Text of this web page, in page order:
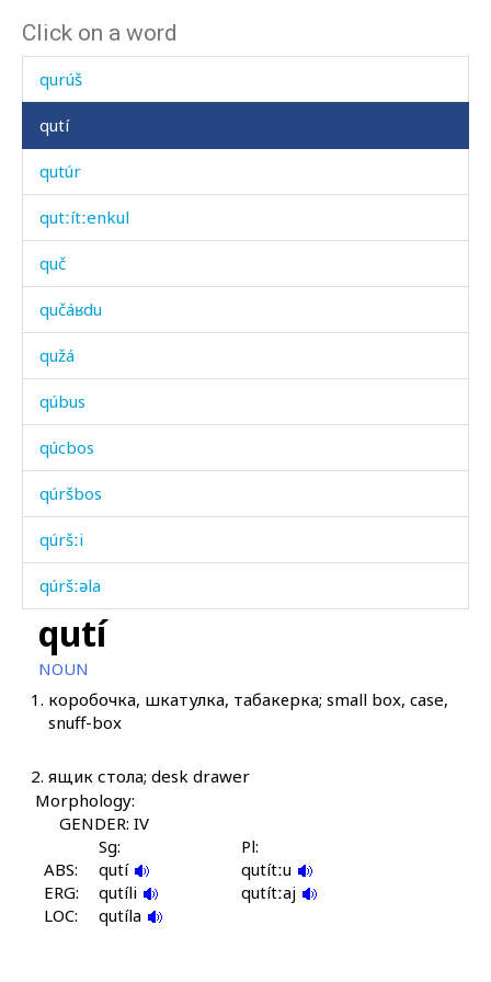
Click on a word
qurúmcaʁ
qurúš
qutí
qutúr
qutːítːenkul
quč
qučáʁdu
qužá
qúbus
qúcbos
qúršbos
qúršːi
qúršːəla
qút'i
qútbos
qʷab
qʷal
qʷan
qʷan áčas
qʷaq
qutí
NOUN
1. коробочка, шкатулка, табакерка; small box, case,
snuff-box
2. ящик стола; desk drawer
Morphology:
GENDER: IV
Sg:
Pl:
ABS:
qutí
qutítːu
ERG:
qutíli
qutítːaj
LOC:
qutíla